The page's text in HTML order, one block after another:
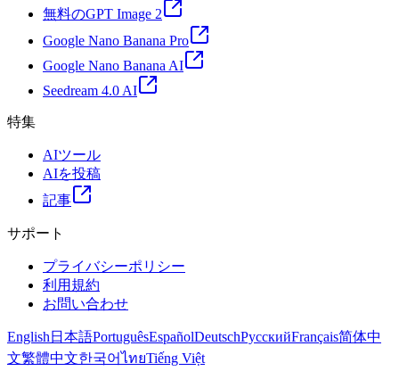
無料のGPT Image 2
Google Nano Banana Pro
Google Nano Banana AI
Seedream 4.0 AI
特集
AIツール
AIを投稿
記事
サポート
プライバシーポリシー
利用規約
お問い合わせ
English 日本語PortuguêsEspañolDeutschРусскийFrançais简体中
文繁體中文한국어ไทยTiếng Việt